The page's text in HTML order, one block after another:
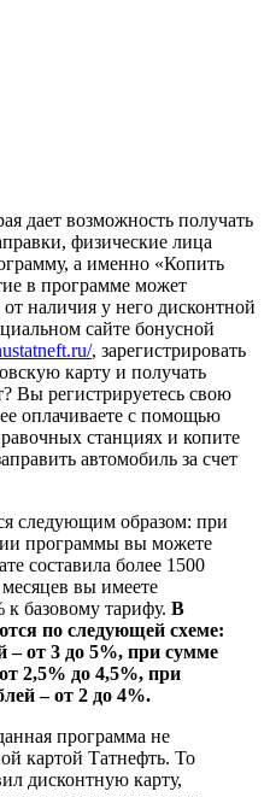
дает возможность получать
физические лица
а именно «Копить
в программе может
наличия у него дисконтной
сайте бонусной
, зарегистрировать
карту и получать
Вы регистрируетесь свою
оплачиваете с помощью
станциях и копите
автомобиль за счет
следующим образом: при
программы вы можете
составила более 1500
вы имеете
базовому тарифу. В
по следующей схеме:
– от 3 до 5%, при сумме
2,5% до 4,5%, при
– от 2 до 4%.
программа не
картой Татнефть. То
дисконтную карту,